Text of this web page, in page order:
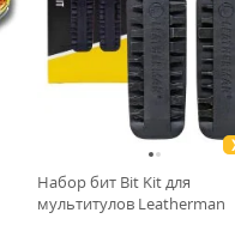
Набор бит Bit Kit для
мультитулов Leatherman